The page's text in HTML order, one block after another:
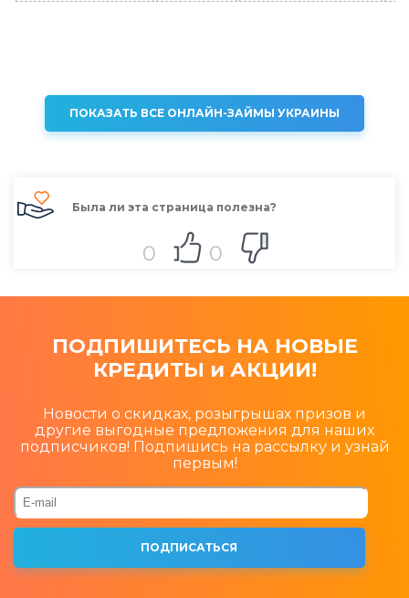
ПОКАЗАТЬ ВСЕ ОНЛАЙН-ЗАЙМЫ УКРАИНЫ
Была ли эта страница полезна?
0 0
ПОДПИШИТЕСЬ НА НОВЫЕ
КРЕДИТЫ и АКЦИИ!
Новости о скидках, розыгрышах призов и
другие выгодные предложения для наших
подписчиков! Подпишись на рассылку и узнай
первым!